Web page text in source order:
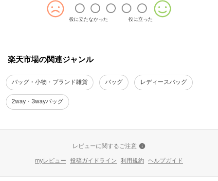
役に立たなかった 役に立った
楽天市場の関連ジャンル
バッグ・小物・ブランド雑貨 バッグ レディースバッグ
2way・3wayバッグ
レビューに関するご注意
myレビュー 投稿ガイドライン 利用規約 ヘルプガイド